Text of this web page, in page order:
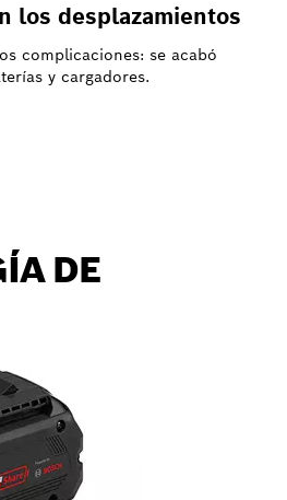
los desplazamientos
complicaciones: se acabó
y cargadores.
DE